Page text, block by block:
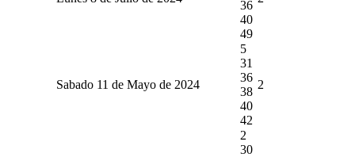
36
40
49
Sabado 11 de Mayo de 2024
5
31
36
38
40
42
2
2
30